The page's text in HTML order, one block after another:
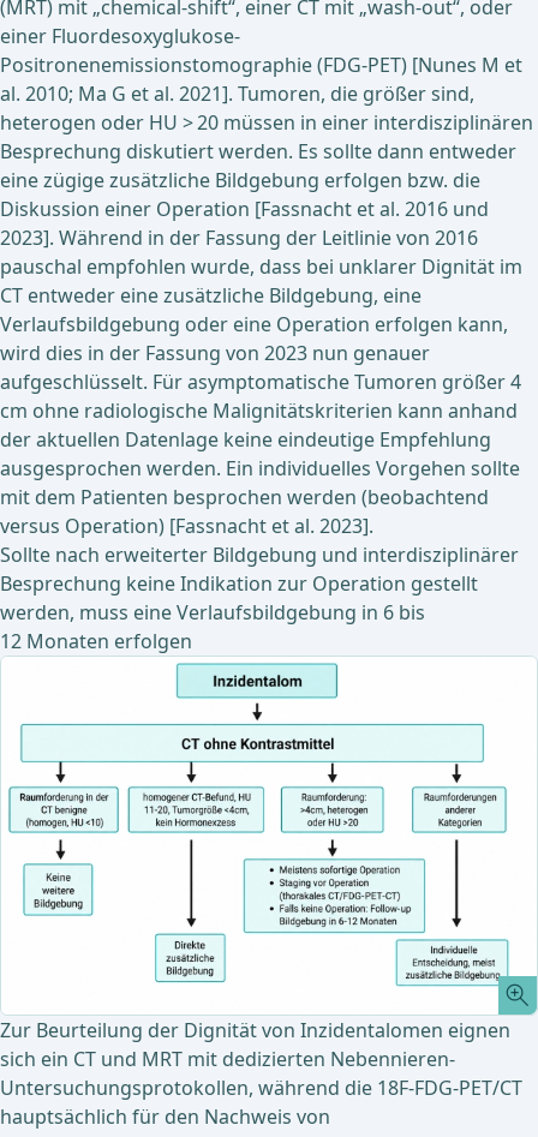
(MRT) mit „chemical-shift“, einer CT mit „wash-out“, oder
einer Fluordesoxyglukose-
Positronenemissionstomographie (FDG-PET) [Nunes M et
al. 2010; Ma G et al. 2021]. Tumoren, die größer sind,
heterogen oder HU > 20 müssen in einer interdisziplinären
Besprechung diskutiert werden. Es sollte dann entweder
eine zügige zusätzliche Bildgebung erfolgen bzw. die
Diskussion einer Operation [Fassnacht et al. 2016 und
2023]. Während in der Fassung der Leitlinie von 2016
pauschal empfohlen wurde, dass bei unklarer Dignität im
CT entweder eine zusätzliche Bildgebung, eine
Verlaufsbildgebung oder eine Operation erfolgen kann,
wird dies in der Fassung von 2023 nun genauer
aufgeschlüsselt. Für asymptomatische Tumoren größer 4
cm ohne radiologische Malignitätskriterien kann anhand
der aktuellen Datenlage keine eindeutige Empfehlung
ausgesprochen werden. Ein individuelles Vorgehen sollte
mit dem Patienten besprochen werden (beobachtend
versus Operation) [Fassnacht et al. 2023].
Sollte nach erweiterter Bildgebung und interdisziplinärer
Besprechung keine Indikation zur Operation gestellt
werden, muss eine Verlaufsbildgebung in 6 bis
12 Monaten erfolgen
Zur Beurteilung der Dignität von Inzidentalomen eignen
sich ein CT und MRT mit dedizierten Nebennieren-
Untersuchungsprotokollen, während die 18F-FDG-PET/CT
hauptsächlich für den Nachweis von